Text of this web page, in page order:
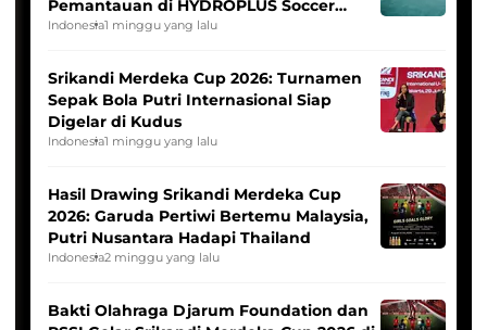
Pemantauan di HYDROPLUS Soccer
League
Indonesia1 minggu yang lalu
Srikandi Merdeka Cup 2026: Turnamen
Sepak Bola Putri Internasional Siap
Digelar di Kudus
Indonesia1 minggu yang lalu
Hasil Drawing Srikandi Merdeka Cup
2026: Garuda Pertiwi Bertemu Malaysia,
Putri Nusantara Hadapi Thailand
Indonesia2 minggu yang lalu
Bakti Olahraga Djarum Foundation dan